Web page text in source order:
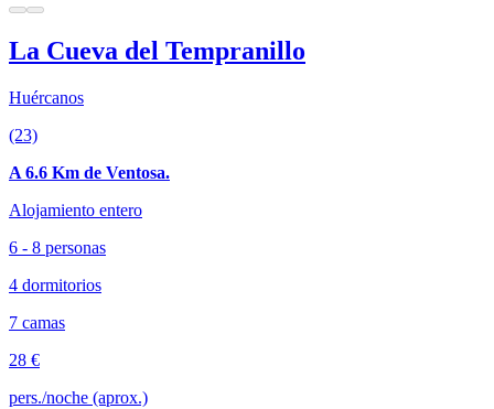
La Cueva del Tempranillo
Huércanos
(23)
A 6.6 Km de Ventosa.
Alojamiento entero
6 - 8 personas
4 dormitorios
7 camas
28 €
pers./noche (aprox.)